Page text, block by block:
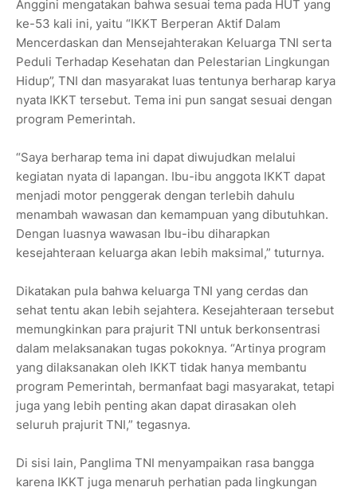
Anggini mengatakan bahwa sesuai tema pada HUT yang
ke-53 kali ini, yaitu “IKKT Berperan Aktif Dalam
Mencerdaskan dan Mensejahterakan Keluarga TNI serta
Peduli Terhadap Kesehatan dan Pelestarian Lingkungan
Hidup”, TNI dan masyarakat luas tentunya berharap karya
nyata IKKT tersebut. Tema ini pun sangat sesuai dengan
program Pemerintah.
“Saya berharap tema ini dapat diwujudkan melalui
kegiatan nyata di lapangan. Ibu-ibu anggota IKKT dapat
menjadi motor penggerak dengan terlebih dahulu
menambah wawasan dan kemampuan yang dibutuhkan.
Dengan luasnya wawasan Ibu-ibu diharapkan
kesejahteraan keluarga akan lebih maksimal,” tuturnya.
Dikatakan pula bahwa keluarga TNI yang cerdas dan
sehat tentu akan lebih sejahtera. Kesejahteraan tersebut
memungkinkan para prajurit TNI untuk berkonsentrasi
dalam melaksanakan tugas pokoknya. “Artinya program
yang dilaksanakan oleh IKKT tidak hanya membantu
program Pemerintah, bermanfaat bagi masyarakat, tetapi
juga yang lebih penting akan dapat dirasakan oleh
seluruh prajurit TNI,” tegasnya.
Di sisi lain, Panglima TNI menyampaikan rasa bangga
karena IKKT juga menaruh perhatian pada lingkungan